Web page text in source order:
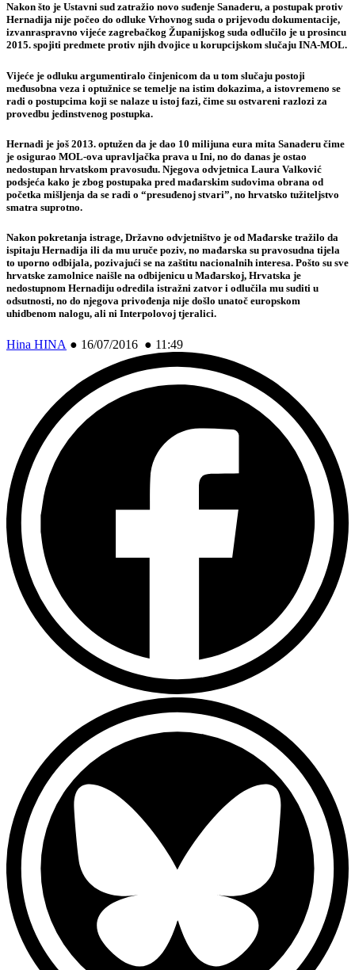
Nakon što je Ustavni sud zatražio novo suđenje Sanaderu, a postupak protiv
Hernadija nije počeo do odluke Vrhovnog suda o prijevodu dokumentacije,
izvanraspravno vijeće zagrebačkog Županijskog suda odlučilo je u prosincu
2015. spojiti predmete protiv njih dvojice u korupcijskom slučaju INA-MOL.
Vijeće je odluku argumentiralo činjenicom da u tom slučaju postoji
međusobna veza i optužnice se temelje na istim dokazima, a istovremeno se
radi o postupcima koji se nalaze u istoj fazi, čime su ostvareni razlozi za
provedbu jedinstvenog postupka.
Hernadi je još 2013. optužen da je dao 10 milijuna eura mita Sanaderu čime
je osigurao MOL-ova upravljačka prava u Ini, no do danas je ostao
nedostupan hrvatskom pravosuđu. Njegova odvjetnica Laura Valković
podsjeća kako je zbog postupaka pred mađarskim sudovima obrana od
početka mišljenja da se radi o “presuđenoj stvari”, no hrvatsko tužiteljstvo
smatra suprotno.
Nakon pokretanja istrage, Državno odvjetništvo je od Mađarske tražilo da
ispitaju Hernadija ili da mu uruče poziv, no mađarska su pravosudna tijela
to uporno odbijala, pozivajući se na zaštitu nacionalnih interesa. Pošto su sve
hrvatske zamolnice naišle na odbijenicu u Mađarskoj, Hrvatska je
nedostupnom Hernadiju odredila istražni zatvor i odlučila mu suditi u
odsutnosti, no do njegova privođenja nije došlo unatoč europskom
uhidbenom nalogu, ali ni Interpolovoj tjeralici.
Hina HINA ● 16/07/2016 ● 11:49